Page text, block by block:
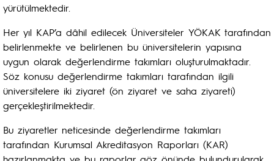
yürütülmektedir.
Her yıl KAP’a dâhil edilecek Üniversiteler YÖKAK tarafından
belirlenmekte ve belirlenen bu üniversitelerin yapısına
uygun olarak değerlendirme takımları oluşturulmaktadır.
Söz konusu değerlendirme takımları tarafından ilgili
üniversitelere iki ziyaret (ön ziyaret ve saha ziyareti)
gerçekleştirilmektedir.
Bu ziyaretler neticesinde değerlendirme takımları
tarafından Kurumsal Akreditasyon Raporları (KAR)